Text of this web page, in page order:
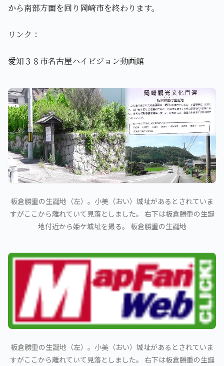
から南部方面を回り岡崎市を終わります。
リンク：
愛知３８市名古屋ハイビジョン動画館
板倉勝重の生誕地（左）。小美（おい）城址があるとされていま
すがここから離れていて見落としました。 右下は板倉勝重の生誕
地付近から姫ケ城址を撮る。 板倉勝重の生誕地
板倉勝重の生誕地（左）。小美（おい）城址があるとされていま
すがここから離れていて見落としました。 右下は板倉勝重の生誕